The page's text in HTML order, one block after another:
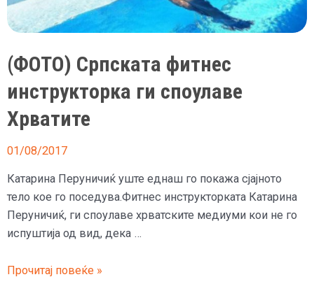
сама
ужива
плажа
(ФОТО) Српската фитнес
инструкторка ги споулаве
Хрватите
01/08/2017
Катарина Перуничиќ уште еднаш го покажа сјајното
тело кое го поседува.Фитнес инструкторката Катарина
Перуничиќ, ги споулаве хрватските медиуми кои не го
испуштија од вид, дека …
(ФОТО)
Прочитај повеќе »